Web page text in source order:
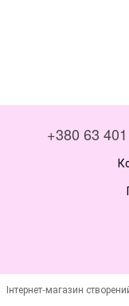
+380 63
Інтернет-магазин